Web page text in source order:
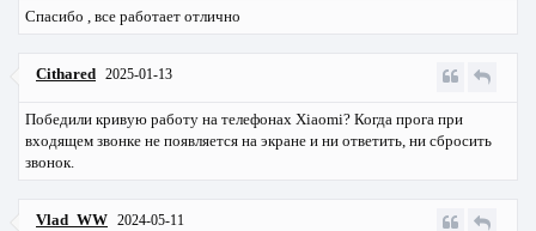
Спасибо , все работает отлично
Cithared 2025-01-13
Победили кривую работу на телефонах Xiaomi? Когда прога при
входящем звонке не появляется на экране и ни ответить, ни сбросить
звонок.
Vlad_WW 2024-05-11